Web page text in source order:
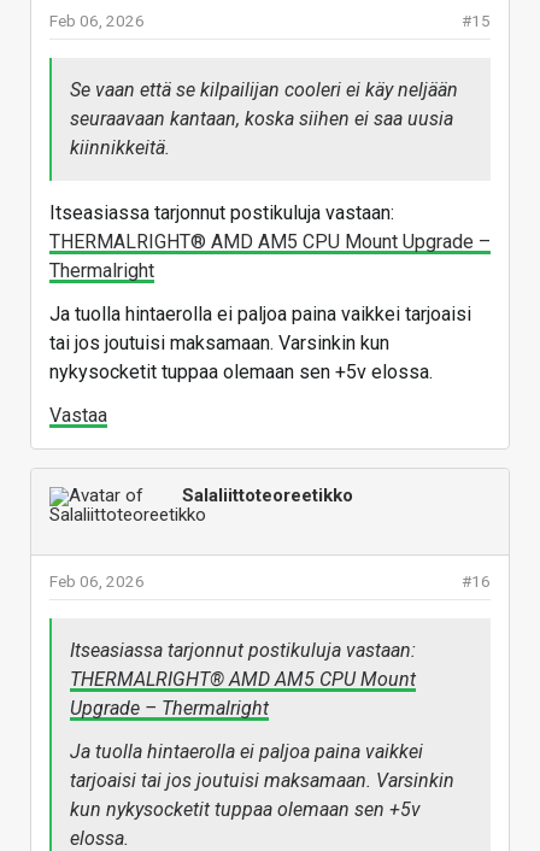
#15
Feb 06, 2026
Se vaan että se kilpailijan cooleri ei käy neljään
seuraavaan kantaan, koska siihen ei saa uusia
kiinnikkeitä.
Itseasiassa tarjonnut postikuluja vastaan:
THERMALRIGHT® AMD AM5 CPU Mount Upgrade –
Thermalright
Ja tuolla hintaerolla ei paljoa paina vaikkei tarjoaisi
tai jos joutuisi maksamaan. Varsinkin kun
nykysocketit tuppaa olemaan sen +5v elossa.
Vastaa
Salaliittoteoreetikko
#16
Feb 06, 2026
Itseasiassa tarjonnut postikuluja vastaan:
THERMALRIGHT® AMD AM5 CPU Mount
Upgrade – Thermalright
Ja tuolla hintaerolla ei paljoa paina vaikkei
tarjoaisi tai jos joutuisi maksamaan. Varsinkin
kun nykysocketit tuppaa olemaan sen +5v
elossa.